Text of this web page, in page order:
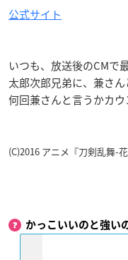
公式サイト
いつも、放送後のCMで
太郎次郎兄弟に、兼さん
何回兼さんと言うかカウ
(C)2016 アニメ『刀剣乱舞-
かっこいいのと強い